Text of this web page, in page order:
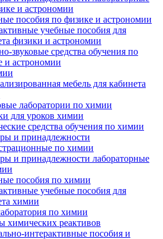
и астрономии
пособия по физике и астрономии
учебные пособия для
физики и астрономии
звуковые средства обучения по
и астрономии
мебель для кабинета
лаборатории по химии
для уроков химии
средства обучения по химии
и принадлежности
по химии
и принадлежности лабораторные
пособия по химии
учебные пособия для
химии
по химии
химических реактивов
интерактивные пособия и